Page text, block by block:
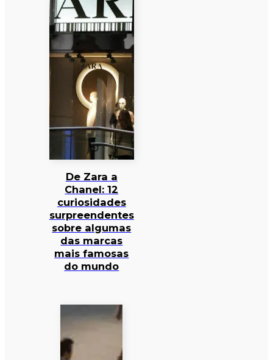
De Zara a
Chanel: 12
curiosidades
surpreendentes
sobre algumas
das marcas
mais famosas
do mundo